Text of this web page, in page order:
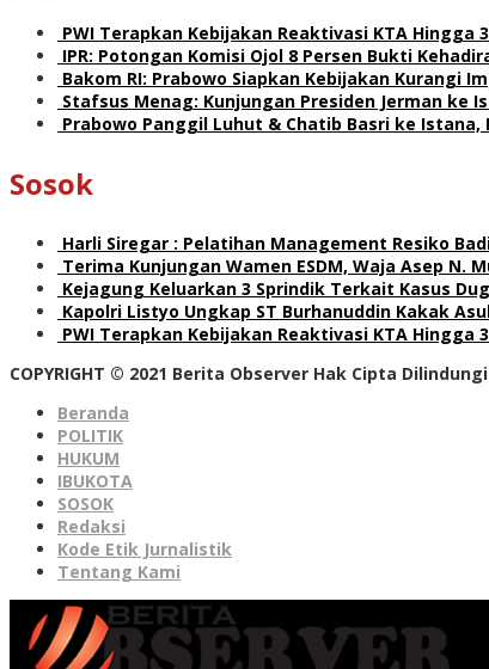
PWI Terapkan Kebijakan Reaktivasi KTA Hingga
IPR: Potongan Komisi Ojol 8 Persen Bukti
Bakom RI: Prabowo Siapkan Kebijakan Kurangi
Stafsus Menag: Kunjungan Presiden Jerman ke
Prabowo Panggil Luhut & Chatib Basri ke Istana,
Sosok
Harli Siregar : Pelatihan Management Resiko
Terima Kunjungan Wamen ESDM, Waja Asep N.
Kejagung Keluarkan 3 Sprindik Terkait Kasus
Kapolri Listyo Ungkap ST Burhanuddin Kakak
PWI Terapkan Kebijakan Reaktivasi KTA Hingga
COPYRIGHT © 2021 Berita Observer Hak Cipta
Beranda
POLITIK
HUKUM
IBUKOTA
SOSOK
Redaksi
Kode Etik Jurnalistik
Tentang Kami